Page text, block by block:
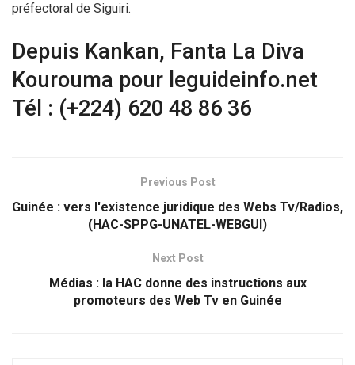
préfectoral de Siguiri.
Depuis Kankan, Fanta La Diva
Kourouma pour leguideinfo.net
Tél : (+224) 620 48 86 36
Previous Post
Guinée : vers l'existence juridique des Webs Tv/Radios,
(HAC-SPPG-UNATEL-WEBGUI)
Next Post
Médias : la HAC donne des instructions aux
promoteurs des Web Tv en Guinée